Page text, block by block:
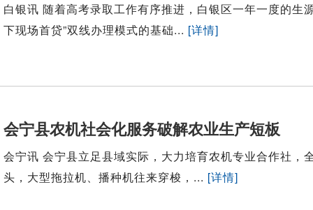
白银讯 随着高考录取工作有序推进，白银区一年一度的
下现场首贷”双线办理模式的基础... [详情]
会宁县农机社会化服务破解农业生产短板
会宁讯 会宁县立足县域实际，大力培育农机专业合作社，
头，大型拖拉机、播种机往来穿梭，... [详情]